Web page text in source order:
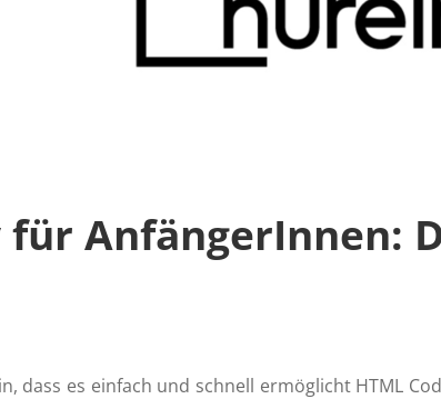
Blog
AnfängerInnen:
dass es einfach und schnell ermöglicht HTML